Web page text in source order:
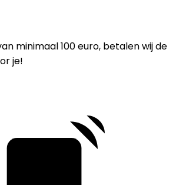
minimaal 100 euro, betalen wij de
je!